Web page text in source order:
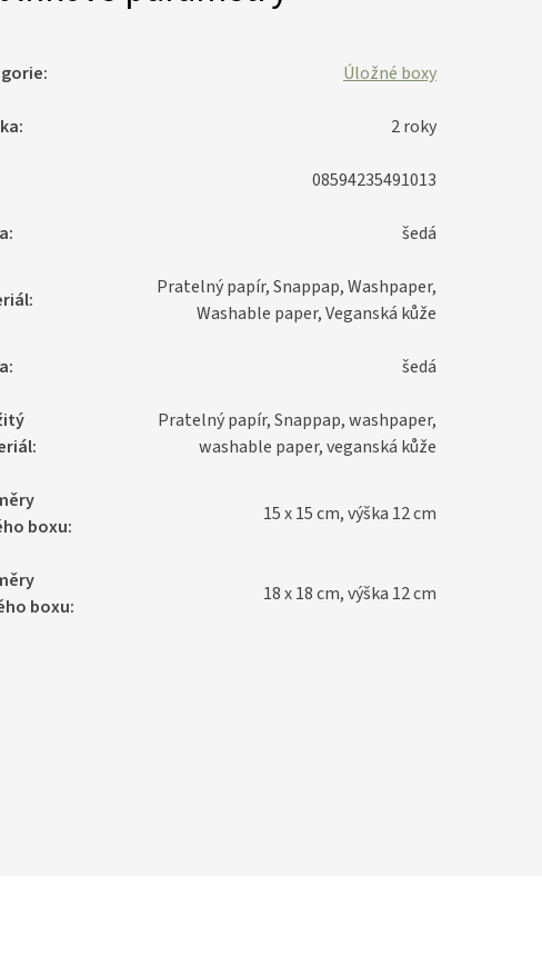
: Úložné boxy
: 2 roky
08594235491013
: šedá
:
Pratelný papír, Snappap, Washpaper,
Washable paper, Veganská kůže
: šedá
:
Pratelný papír, Snappap, washpaper,
washable paper, veganská kůže
boxu:
15 x 15 cm, výška 12 cm
boxu:
18 x 18 cm, výška 12 cm